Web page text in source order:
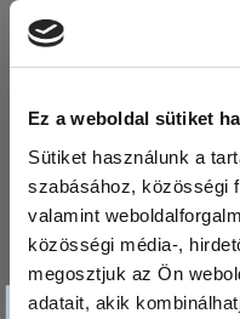
Ez a weboldal sütiket
Sütiket használunk a
szabásához, közösségi
valamint
közösségi média-,
megosztjuk az Ön
adatait, akik
búzaliszt
Fogyasszunk
Mogyoróvajas szelet
Méregtelenítés